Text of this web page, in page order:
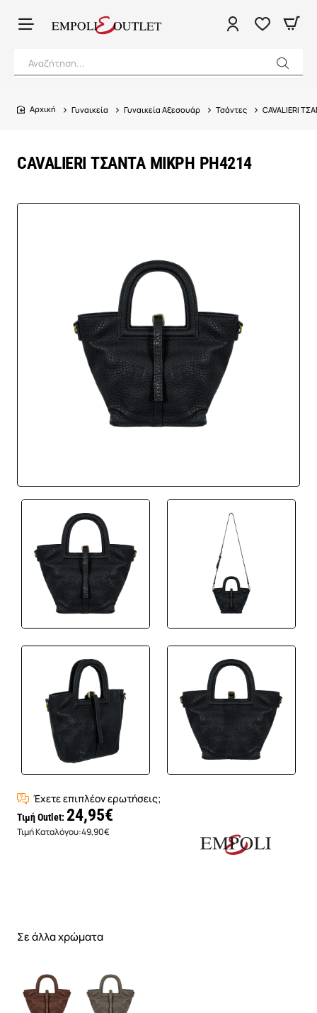
Αναζήτηση...
CAVALIERI ΤΣΑΝΤΑ ΜΙΚΡΗ PH4214
home
Γυναικεία Γυναικεία Αξεσουάρ Τσάντες CAVALIERI
Έχετε επιπλέον ερωτήσεις;
Τιμή Outlet: 24,95€
Τιμή Καταλόγου:49,90€
Σε άλλα χρώματα